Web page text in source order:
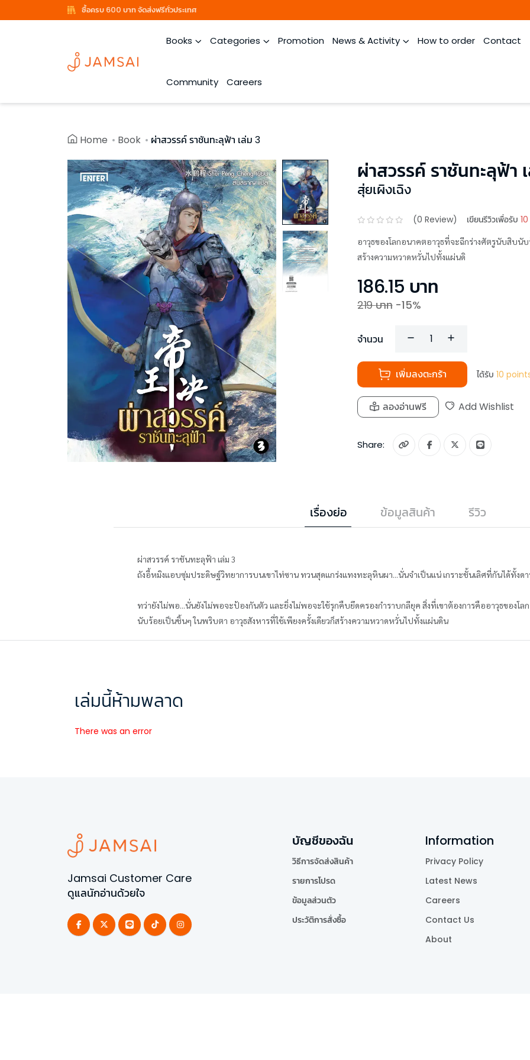
ซื้อครบ 600 บาท จัดส่งฟรีทั่วประเทศ
Books Categories Promotion News & Activity How to order Contact
Community Careers
Home Book ผ่าสวรรค์ ราชันทะลุฟ้า เล่ม 3
ผ่าสวรรค์ ราชันทะลุฟ้า
สุ่ยเผิงเฉิง
(0 Review) เขียนรีวิวเพื่อรับ
อาวุธของโลกอนาคตอาวุธที่จะฉีกร่างศัตรูนับสิบนั
สร้างความหวาดหวั่นไปทั้งแผ่นดิ
186.15 บาท
219บาท -15%
จำนวน
เพิ่มลงตะกร้า ได้รับ 10
ลองอ่านฟรี Add Wishlist
Share:
เรื่องย่อ ข้อมูลสินค้า รีวิว
ผ่าสวรรค์ ราชันทะลุฟ้า เล่ม 3
ถังอี้หมิงแอบซุ่มประดิษฐ์วิทยาการบนเขาไท่ซาน ทวนสุดแกร่งแทงทะลุหินผา...นั่นจำเป็นแน่ เกราะชั้นเลิศที่กันได้ทั้งด
ทว่ายังไม่พอ...นั่นยังไม่พอจะป้องกันตัว และยิ่งไม่พอจะใช้รุกคืบยึดครองกำราบกลียุค สิ่งที่เขาต้องการคืออาวุธของโ
นับร้อยเป็นชิ้นๆ ในพริบตา อาวุธสังหารที่ใช้เพียงครั้งเดียวก็สร้างความหวาดหวั่นไปทั้งแผ่นดิน
เล่มนี้ห้ามพลาด
There was an error
Jamsai Customer Care
ดูแลนักอ่านด้วยใจ
บัญชีของฉัน
วิธีการจัดส่งสินค้า
รายการโปรด
ข้อมูลส่วนตัว
ประวัติการสั่งซื้อ
Information
Privacy Policy
Latest News
Careers
Contact Us
About